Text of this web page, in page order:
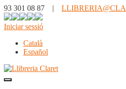
93 301 08 87 |
Iniciar sessió
Català
Español